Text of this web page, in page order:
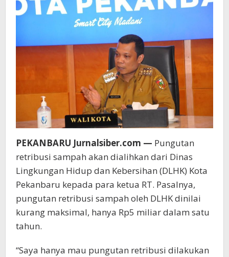
Dikutip
RT/RW
PEKANBARU Jurnalsiber.com — Pungutan
retribusi sampah akan dialihkan dari Dinas
Lingkungan Hidup dan Kebersihan (DLHK) Kota
Pekanbaru kepada para ketua RT. Pasalnya,
pungutan retribusi sampah oleh DLHK dinilai
kurang maksimal, hanya Rp5 miliar dalam satu
tahun.
“Saya hanya mau pungutan retribusi dilakukan